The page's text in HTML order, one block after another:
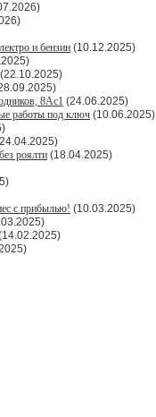
и бензин (10.12.2025)
(22.10.2025)
8Ас1 (24.06.2025)
работы под ключ (10.06.2025)
роялти (18.04.2025)
с прибылью! (10.03.2025)